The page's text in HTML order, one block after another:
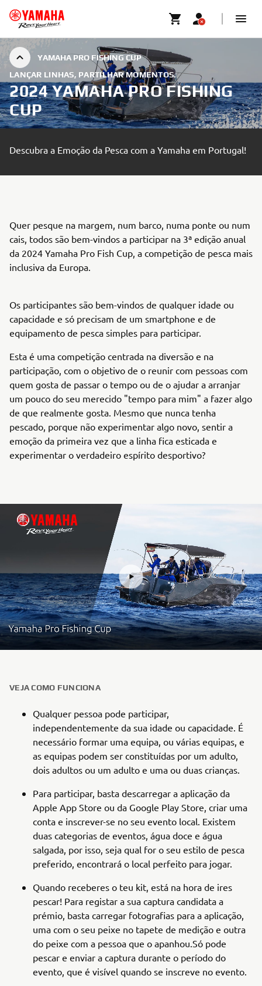
YAMAHA PRO FISHING CUP
LANÇAR LINHAS, PARTILHAR MOMENTOS.
2024 YAMAHA PRO FISHING
CUP
Descubra a Emoção da Pesca com a Yamaha em Portugal!
Quer pesque na margem, num barco, numa ponte ou num
cais, todos são bem-vindos a participar na 3ª edição anual
da 2024 Yamaha Pro Fish Cup, a competição de pesca mais
inclusiva da Europa.
Os participantes são bem-vindos de qualquer idade ou
capacidade e só precisam de um smartphone e de
equipamento de pesca simples para participar.
Esta é uma competição centrada na diversão e na
participação, com o objetivo de o reunir com pessoas com
quem gosta de passar o tempo ou de o ajudar a arranjar
um pouco do seu merecido "tempo para mim" a fazer algo
de que realmente gosta. Mesmo que nunca tenha
pescado, porque não experimentar algo novo, sentir a
emoção da primeira vez que a linha fica esticada e
experimentar o verdadeiro espírito desportivo?
VEJA COMO FUNCIONA
Qualquer pessoa pode participar,
independentemente da sua idade ou capacidade. É
necessário formar uma equipa, ou várias equipas, e
as equipas podem ser constituídas por um adulto,
dois adultos ou um adulto e uma ou duas crianças.
Para participar, basta descarregar a aplicação da
Apple App Store ou da Google Play Store, criar uma
conta e inscrever-se no seu evento local. Existem
duas categorias de eventos, água doce e água
salgada, por isso, seja qual for o seu estilo de pesca
preferido, encontrará o local perfeito para jogar.
Quando receberes o teu kit, está na hora de ires
pescar! Para registar a sua captura candidata a
prémio, basta carregar fotografias para a aplicação,
uma com o seu peixe no tapete de medição e outra
do peixe com a pessoa que o apanhou.Só pode
pescar e enviar a captura durante o período do
evento, que é visível quando se inscreve no evento.